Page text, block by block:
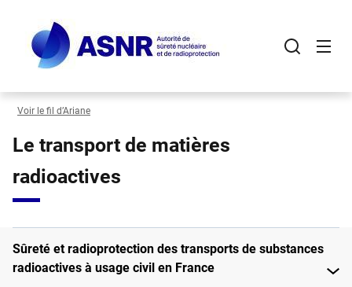
contenu
principal
Voir le fil d’Ariane
Le transport de matières
radioactives
Sûreté et radioprotection des transports de substances
radioactives à usage civil en France